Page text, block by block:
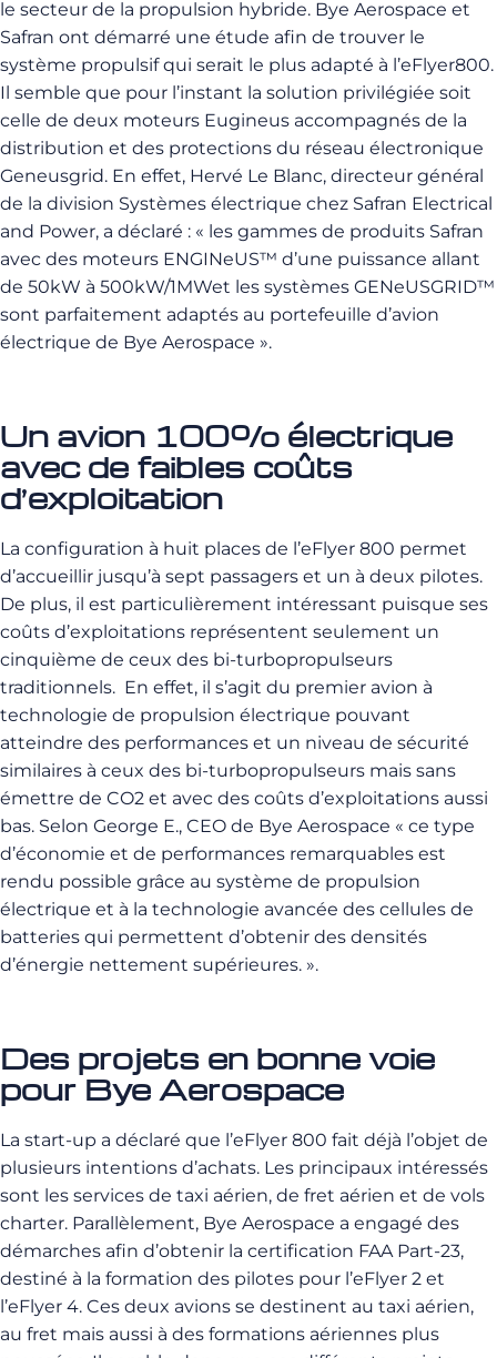
le secteur de la propulsion hybride. Bye Aerospace et
Safran ont démarré une étude afin de trouver le
système propulsif qui serait le plus adapté à l’eFlyer800.
Il semble que pour l’instant la solution privilégiée soit
celle de deux moteurs Eugineus accompagnés de la
distribution et des protections du réseau électronique
Geneusgrid. En effet, Hervé Le Blanc, directeur général
de la division Systèmes électrique chez Safran Electrical
and Power, a déclaré : « les gammes de produits Safran
avec des moteurs ENGINeUS™ d’une puissance allant
de 50kW à 500kW/1MWet les systèmes GENeUSGRID™
sont parfaitement adaptés au portefeuille d’avion
électrique de Bye Aerospace ».
Un avion 100% électrique
avec de faibles coûts
d’exploitation
La configuration à huit places de l’eFlyer 800 permet
d’accueillir jusqu’à sept passagers et un à deux pilotes.
De plus, il est particulièrement intéressant puisque ses
coûts d’exploitations représentent seulement un
cinquième de ceux des bi-turbopropulseurs
traditionnels. En effet, il s’agit du premier avion à
technologie de propulsion électrique pouvant
atteindre des performances et un niveau de sécurité
similaires à ceux des bi-turbopropulseurs mais sans
émettre de CO2 et avec des coûts d’exploitations aussi
bas. Selon George E., CEO de Bye Aerospace « ce type
d’économie et de performances remarquables est
rendu possible grâce au système de propulsion
électrique et à la technologie avancée des cellules de
batteries qui permettent d’obtenir des densités
d’énergie nettement supérieures. ».
Des projets en bonne voie
pour Bye Aerospace
La start-up a déclaré que l’eFlyer 800 fait déjà l’objet de
plusieurs intentions d’achats. Les principaux intéressés
sont les services de taxi aérien, de fret aérien et de vols
charter. Parallèlement, Bye Aerospace a engagé des
démarches afin d’obtenir la certification FAA Part-23,
destiné à la formation des pilotes pour l’eFlyer 2 et
l’eFlyer 4. Ces deux avions se destinent au taxi aérien,
au fret mais aussi à des formations aériennes plus